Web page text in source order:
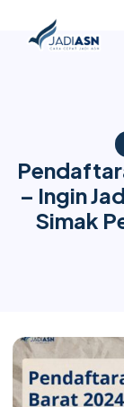
– Ingin
Simak